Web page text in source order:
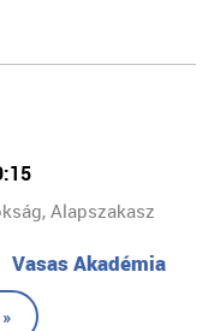
Alapszakasz
Vasas Akadémia